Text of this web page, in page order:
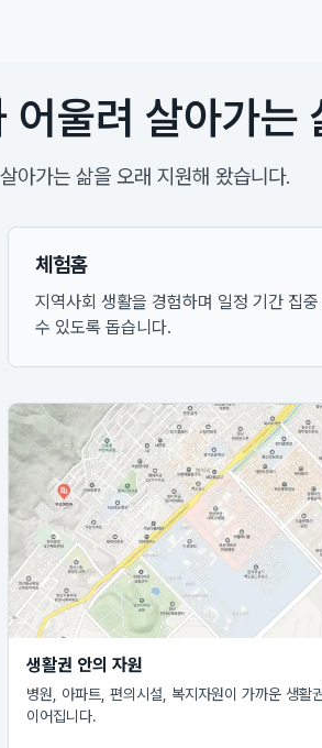
어울려 살아가는
아가는 삶을 오래 지원해 왔습니다.
체험홈
지역사회 생활을 경험하며 일정 기간 집
수 있도록 돕습니다.
생활권 안의 자원
병원, 아파트, 편의시설, 복지자원이 가까운 생활
이어집니다.